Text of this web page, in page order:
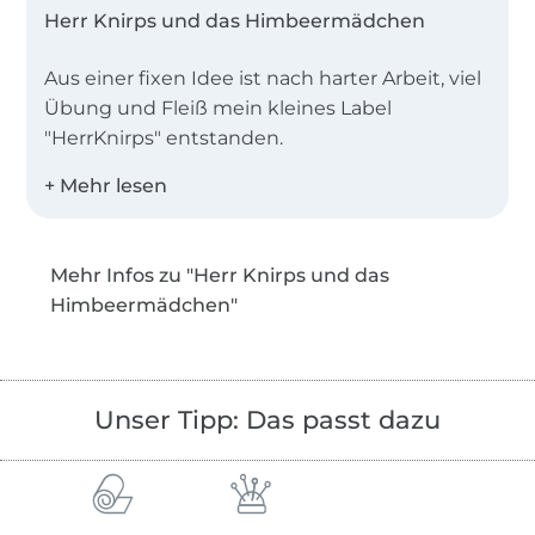
Herr Knirps und das Himbeermädchen
Aus einer fixen Idee ist nach harter Arbeit, viel
Übung und Fleiß mein kleines Label
"HerrKnirps" entstanden.
Herr Knirps ist für mich die ideale Basis einen
Inspiration und Motivation war von Anfang an
mein kleiner Sonnenschein Finnik, der mich
Für ihn habe ich das Nähen gelernt und in
Allem was ich nähe steckt die Liebe, die mich
dieser kleine Mensch zu fühlen gelehrt hat.
Mehr Infos zu "Herr Knirps und das
Himbeermädchen"
Unser Tipp: Das passt dazu